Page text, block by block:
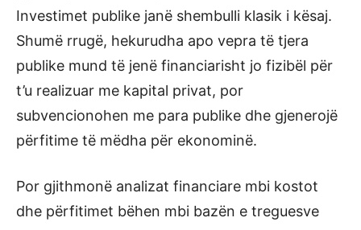
Investimet publike janë shembulli klasik i kësaj.
Shumë rrugë, hekurudha apo vepra të tjera
publike mund të jenë financiarisht jo fizibël për
t’u realizuar me kapital privat, por
subvencionohen me para publike dhe gjenerojë
përfitime të mëdha për ekonominë.
Por gjithmonë analizat financiare mbi kostot
dhe përfitimet bëhen mbi bazën e treguesve